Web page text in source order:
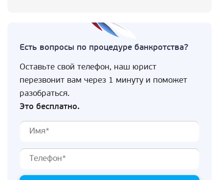
Есть вопросы по процедуре банкротства?
Оставьте свой телефон, наш юрист
перезвонит вам через 1 минуту и поможет
разобраться.
Это бесплатно.